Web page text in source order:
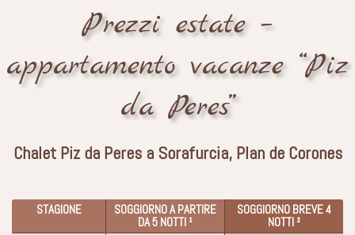
Prezzi estate –
appartamento vacanze “Piz
da Peres”
Chalet Piz da Peres a Sorafurcia, Plan de Corones
STAGIONE
SOGGIORNO A PARTIRE
DA 5 NOTTI ¹
SOGGIORNO BREVE 4
NOTTI ²